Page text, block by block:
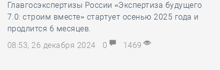
Главгосэкспертизы России «Экспертиза будущего
7.0: строим вместе» стартует осенью 2025 года и
продлится 6 месяцев.
08:53, 26 декабря 2024
0 1469